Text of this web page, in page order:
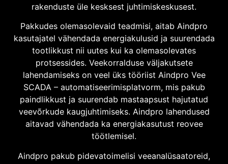
rakenduste üle kesksest juhtimiskeskusest.
Pakkudes olemasolevaid teadmisi, aitab Aindpro
kasutajatel vähendada energiakulusid ja suurendada
tootlikkust nii uutes kui ka olemasolevates
protsessides. Veekorralduse väljakutsete
lahendamiseks on veel üks tööriist Aindpro Vee
SCADA – automatiseerimisplatvorm, mis pakub
paindlikkust ja suurendab mastaapsust hajutatud
veevõrkude kaugjuhtimiseks. Aindpro lahendused
aitavad vähendada ka energiakasutust reovee
töötlemisel.
Aindpro pakub pidevatoimelisi veeanalüsaatoreid,